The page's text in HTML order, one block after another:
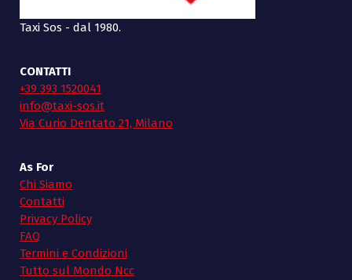
Taxi Sos - dal 1980.
CONTATTI
+39 393 1520041
info@taxi-sos.it
Via Curio Dentato 21, Milano
As For
Chi Siamo
Contatti
Privacy Policy
FAQ
Termini e Condizioni
Tutto sul Mondo Ncc